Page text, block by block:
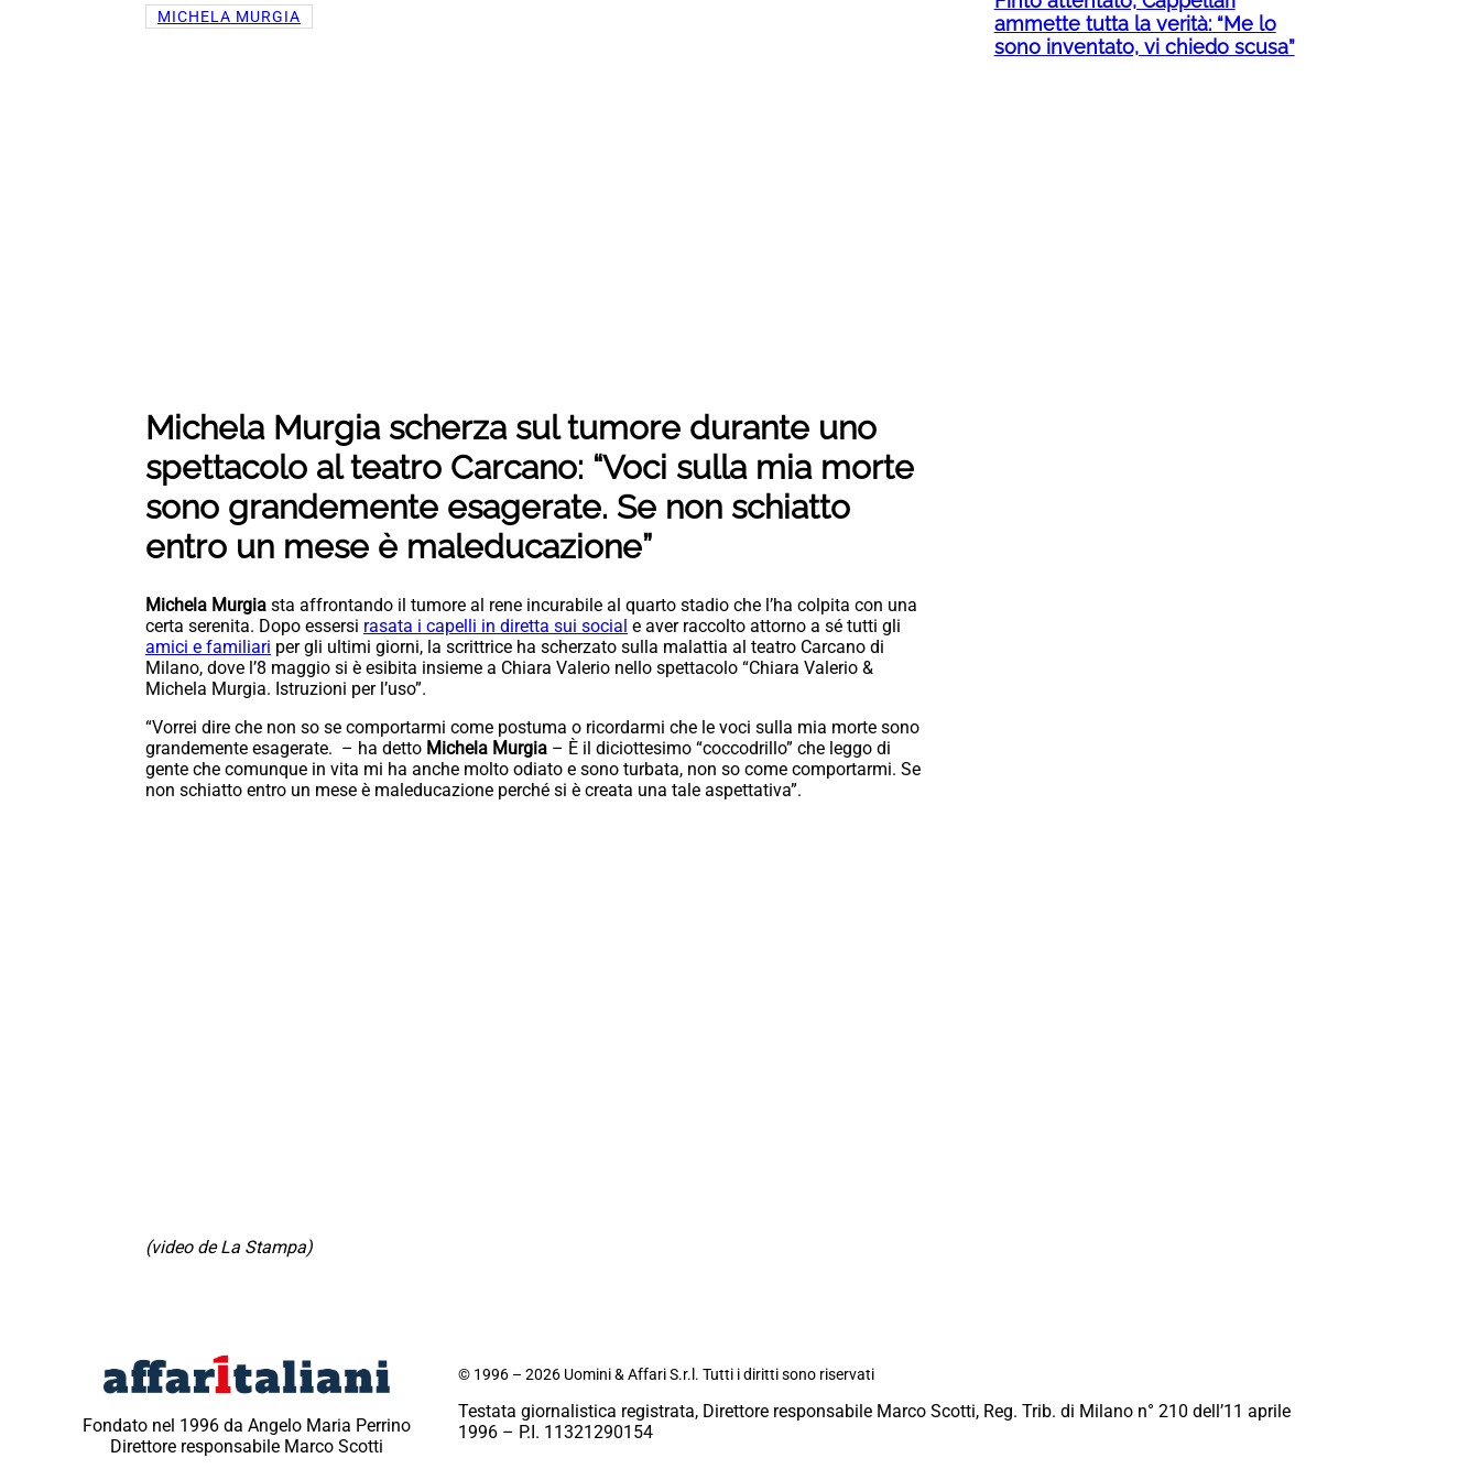
MICHELA MURGIA
Michela Murgia scherza sul tumore durante uno
spettacolo al teatro Carcano: “Voci sulla mia morte
sono grandemente esagerate. Se non schiatto
entro un mese è maleducazione”
Michela Murgia sta affrontando il tumore al rene incurabile al quarto stadio che l’ha colpita con una
certa serenita. Dopo essersi rasata i capelli in diretta sui social e aver raccolto attorno a sé tutti gli
amici e familiari per gli ultimi giorni, la scrittrice ha scherzato sulla malattia al teatro Carcano di
Milano, dove l’8 maggio si è esibita insieme a Chiara Valerio nello spettacolo “Chiara Valerio &
Michela Murgia. Istruzioni per l’uso”.
“Vorrei dire che non so se comportarmi come postuma o ricordarmi che le voci sulla mia morte sono
grandemente esagerate. – ha detto Michela Murgia – È il diciottesimo “coccodrillo” che leggo di
gente che comunque in vita mi ha anche molto odiato e sono turbata, non so come comportarmi. Se
non schiatto entro un mese è maleducazione perché si è creata una tale aspettativa”.
(video de La Stampa)
ammette tutta la verità: “Me lo
sono inventato, vi chiedo scusa”
Fondato nel 1996 da Angelo Maria Perrino
Direttore responsabile Marco Scotti
© 1996 – 2026 Uomini & Affari S.r.l. Tutti i diritti sono riservati
Testata giornalistica registrata, Direttore responsabile Marco Scotti, Reg. Trib. di Milano n° 210 dell’11 aprile
1996 – P.I. 11321290154